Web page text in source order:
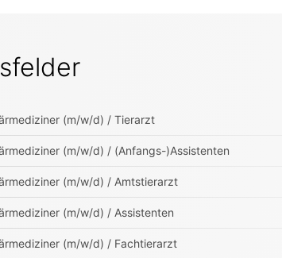
(m/w/d) / Tierarzt
(m/w/d) / (Anfangs-)Assistenten
(m/w/d) / Amtstierarzt
(m/w/d) / Assistenten
(m/w/d) / Fachtierarzt